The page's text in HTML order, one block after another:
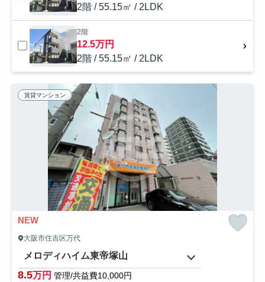
2階 / 55.15㎡ / 2LDK
2階
12.5万円
2階 / 55.15㎡ / 2LDK
賃貸マンション
NEW
大阪市住吉区万代
メロディハイム東帝塚山
8.5万円 管理/共益費10,000円